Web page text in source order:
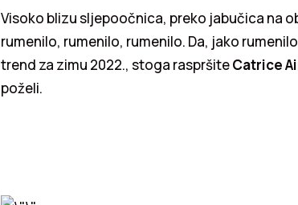
Visoko blizu sljepoočnica, preko jabučica na
rumenilo, rumenilo, rumenilo. Da, jako
trend za zimu 2022., stoga raspršiteCatrice
poželi.